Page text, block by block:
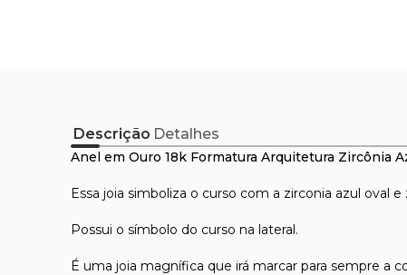
Descrição Detalhes
Anel em Ouro 18k Formatura Arquitetura Zircônia
Essa joia simboliza o curso com a zirconia azul oval e
Possui o símbolo do curso na lateral.
É uma joia magnífica que irá marcar para sempre a